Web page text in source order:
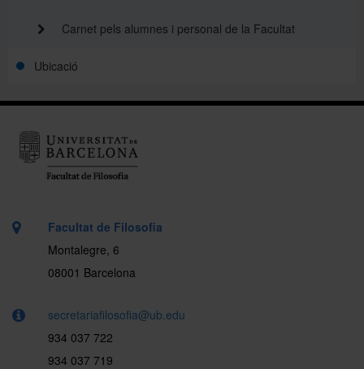
Carnet pels alumnes i personal de la Facultat
Ubicació
Facultat de Filosofia
Montalegre, 6
08001 Barcelona
secretariafilosofia@ub.edu
934 037 722
934 037 719